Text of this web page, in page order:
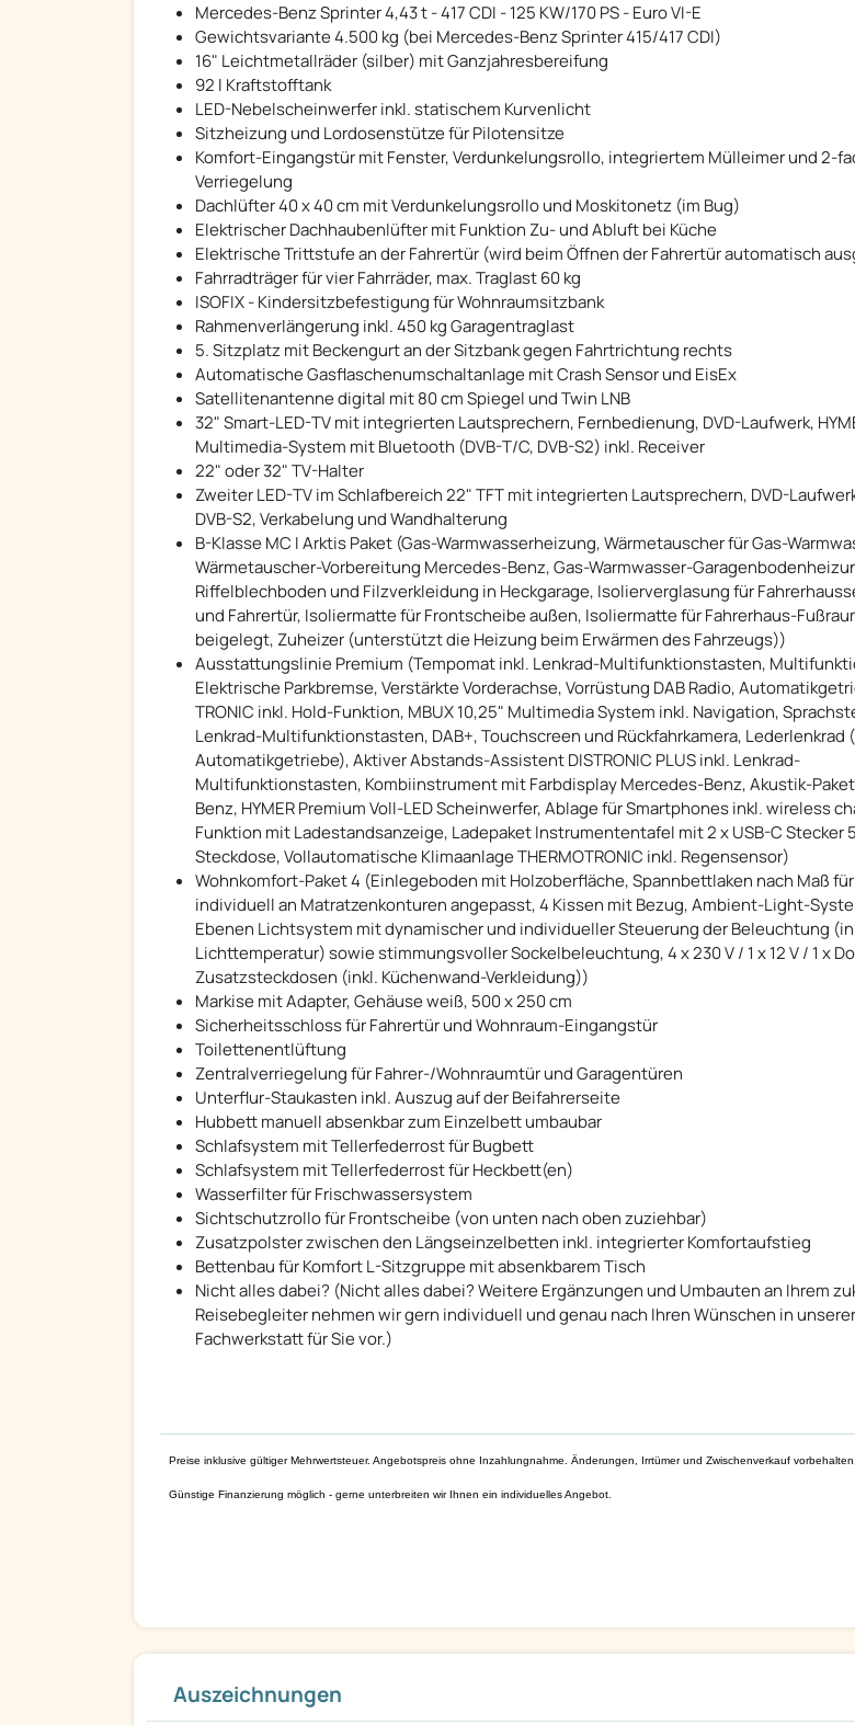
Mercedes-Benz Sprinter 4,43 t - 417 CDI - 125 KW/170 PS - Euro VI-E
Gewichtsvariante 4.500 kg (bei Mercedes-Benz Sprinter 415/417 CDI)
16" Leichtmetallräder (silber) mit Ganzjahresbereifung
92 l Kraftstofftank
LED-Nebelscheinwerfer inkl. statischem Kurvenlicht
Sitzheizung und Lordosenstütze für Pilotensitze
Komfort-Eingangstür mit Fenster, Verdunkelungsrollo, integriertem Mülleimer und 2-
Verriegelung
Dachlüfter 40 x 40 cm mit Verdunkelungsrollo und Moskitonetz (im Bug)
Elektrischer Dachhaubenlüfter mit Funktion Zu- und Abluft bei Küche
Elektrische Trittstufe an der Fahrertür (wird beim Öffnen der Fahrertür automatisch
Fahrradträger für vier Fahrräder, max. Traglast 60 kg
ISOFIX - Kindersitzbefestigung für Wohnraumsitzbank
Rahmenverlängerung inkl. 450 kg Garagentraglast
5. Sitzplatz mit Beckengurt an der Sitzbank gegen Fahrtrichtung rechts
Automatische Gasflaschenumschaltanlage mit Crash Sensor und EisEx
Satellitenantenne digital mit 80 cm Spiegel und Twin LNB
32" Smart-LED-TV mit integrierten Lautsprechern, Fernbedienung, DVD-Laufwerk,
Multimedia-System mit Bluetooth (DVB-T/C, DVB-S2) inkl. Receiver
22" oder 32" TV-Halter
Zweiter LED-TV im Schlafbereich 22" TFT mit integrierten Lautsprechern, DVD-
DVB-S2, Verkabelung und Wandhalterung
B-Klasse MC I Arktis Paket (Gas-Warmwasserheizung, Wärmetauscher für Gas-
Wärmetauscher-Vorbereitung Mercedes-Benz, Gas-Warmwasser-
Riffelblechboden und Filzverkleidung in Heckgarage, Isolierverglasung für
und Fahrertür, Isoliermatte für Frontscheibe außen, Isoliermatte für Fahrerhaus-
beigelegt, Zuheizer (unterstützt die Heizung beim Erwärmen des Fahrzeugs))
Ausstattungslinie Premium (Tempomat inkl. Lenkrad-Multifunktionstasten,
Elektrische Parkbremse, Verstärkte Vorderachse, Vorrüstung DAB Radio,
TRONIC inkl. Hold-Funktion, MBUX 10,25" Multimedia System inkl. Navigation,
Lenkrad-Multifunktionstasten, DAB+, Touchscreen und Rückfahrkamera, Lederlenkrad
Automatikgetriebe), Aktiver Abstands-Assistent DISTRONIC PLUS inkl. Lenkrad-
Multifunktionstasten, Kombiinstrument mit Farbdisplay Mercedes-Benz, Akustik-
Benz, HYMER Premium Voll-LED Scheinwerfer, Ablage für Smartphones inkl. wireless
Funktion mit Ladestandsanzeige, Ladepaket Instrumententafel mit 2 x USB-C Stecker
Steckdose, Vollautomatische Klimaanlage THERMOTRONIC inkl. Regensensor)
Wohnkomfort-Paket 4 (Einlegeboden mit Holzoberfläche, Spannbettlaken nach Maß
individuell an Matratzenkonturen angepasst, 4 Kissen mit Bezug, Ambient-Light-
Ebenen Lichtsystem mit dynamischer und individueller Steuerung der Beleuchtung
Lichttemperatur) sowie stimmungsvoller Sockelbeleuchtung, 4 x 230 V / 1 x 12 V / 1 x
Zusatzsteckdosen (inkl. Küchenwand-Verkleidung))
Markise mit Adapter, Gehäuse weiß, 500 x 250 cm
Sicherheitsschloss für Fahrertür und Wohnraum-Eingangstür
Toilettenentlüftung
Zentralverriegelung für Fahrer-/Wohnraumtür und Garagentüren
Unterflur-Staukasten inkl. Auszug auf der Beifahrerseite
Hubbett manuell absenkbar zum Einzelbett umbaubar
Schlafsystem mit Tellerfederrost für Bugbett
Schlafsystem mit Tellerfederrost für Heckbett(en)
Wasserfilter für Frischwassersystem
Sichtschutzrollo für Frontscheibe (von unten nach oben zuziehbar)
Zusatzpolster zwischen den Längseinzelbetten inkl. integrierter Komfortaufstieg
Bettenbau für Komfort L-Sitzgruppe mit absenkbarem Tisch
Nicht alles dabei? (Nicht alles dabei? Weitere Ergänzungen und Umbauten an Ihrem
Reisebegleiter nehmen wir gern individuell und genau nach Ihren Wünschen in unserer
Fachwerkstatt für Sie vor.)
Preise inklusive gültiger Mehrwertsteuer. Angebotspreis ohne Inzahlungnahme. Änderungen, Irrtümer und Zwischenverkauf vorbehalten.
Günstige Finanzierung möglich - gerne unterbreiten wir Ihnen ein individuelles Angebot.
Auszeichnungen